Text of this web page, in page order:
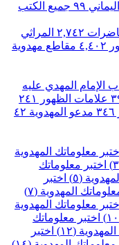
الكتب
المراثي
مهدوية
عليه
٢٤١
٤٢
المهدوية
اختبر
(٧)
المهدوية
اختبر